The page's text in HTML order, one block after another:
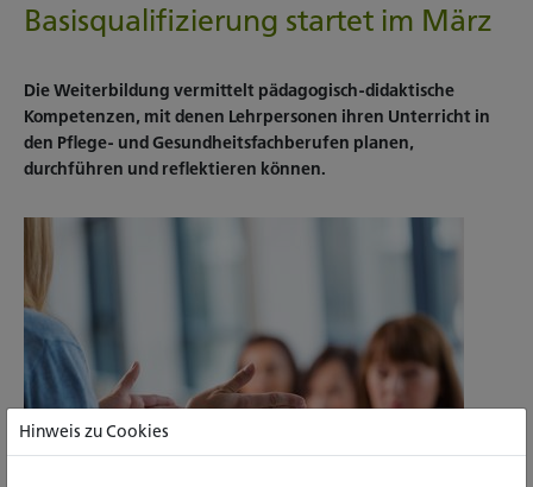
Basisqualifizierung startet im März
Die Weiterbildung vermittelt pädagogisch-didaktische
Kompetenzen, mit denen Lehrpersonen ihren Unterricht in
den Pflege- und Gesundheitsfachberufen planen,
durchführen und reflektieren können.
Hinweis zu Cookies